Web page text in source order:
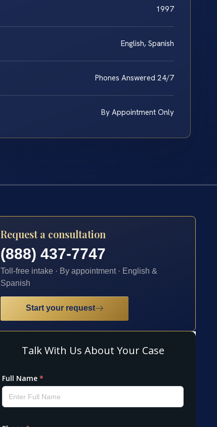
1997
English, Spanish
Phones Answered 24/7
By Appointment Only
Request a consultation
(888) 437-7747
Toll-free intake · By appointment · English &
Spanish
Start your request